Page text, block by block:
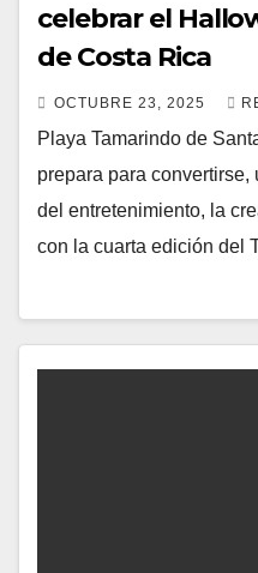
celebrar el
de Costa Rica
OCTUBRE 23, 2025
Playa Tamarindo de
prepara para
del entretenimiento, la
con la cuarta edición del